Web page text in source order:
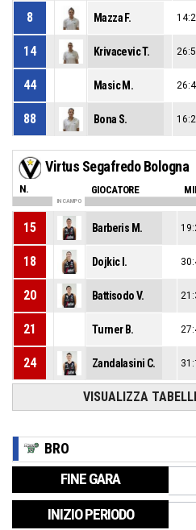
8 Mazza F.
14 Krivacevic T.
44 Masic M.
88 Bona S.
Virtus Segafredo Bologna
N. GIOCATORE
IN CAMPO
15 Barberis M.
18 Dojkic I.
20 Battisodo V.
21 Turner B.
24 Zandalasini C.
VISUALIZZA
BRO
FINE GARA
INIZIO PERIODO